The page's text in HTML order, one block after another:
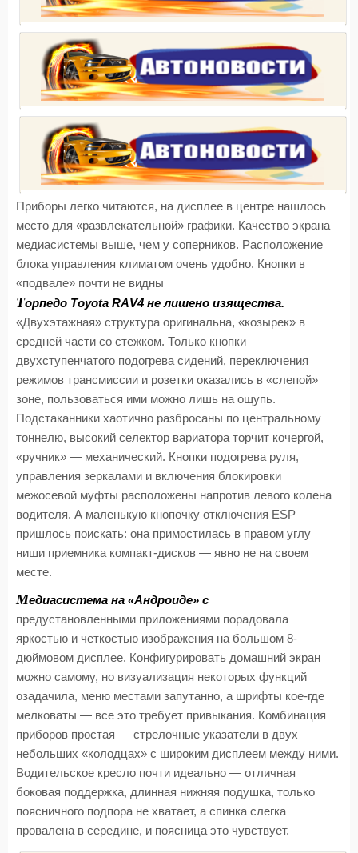
Приборы легко читаются, на дисплее в центре нашлось
место для «развлекательной» графики. Качество экрана
медиасистемы выше, чем у соперников. Расположение
блока управления климатом очень удобно. Кнопки в
«подвале» почти не видны
Торпедо Toyota RAV4 не лишено изящества.
«Двухэтажная» структура оригинальна, «козырек» в
средней части со стежком. Только кнопки
двухступенчатого подогрева сидений, переключения
режимов трансмиссии и розетки оказались в «слепой»
зоне, пользоваться ими можно лишь на ощупь.
Подстаканники хаотично разбросаны по центральному
тоннелю, высокий селектор вариатора торчит кочергой,
«ручник» — механический. Кнопки подогрева руля,
управления зеркалами и включения блокировки
межосевой муфты расположены напротив левого колена
водителя. А маленькую кнопочку отключения ESP
пришлось поискать: она примостилась в правом углу
ниши приемника компакт-дисков — явно не на своем
месте.
Медиасистема на «Андроиде» с
предустановленными приложениями порадовала
яркостью и четкостью изображения на большом 8-
дюймовом дисплее. Конфигурировать домашний экран
можно самому, но визуализация некоторых функций
озадачила, меню местами запутанно, а шрифты кое-где
мелковаты — все это требует привыкания. Комбинация
приборов простая — стрелочные указатели в двух
небольших «колодцах» с широким дисплеем между ними.
Водительское кресло почти идеально — отличная
боковая поддержка, длинная нижняя подушка, только
поясничного подпора не хватает, а спинка слегка
провалена в середине, и поясница это чувствует.